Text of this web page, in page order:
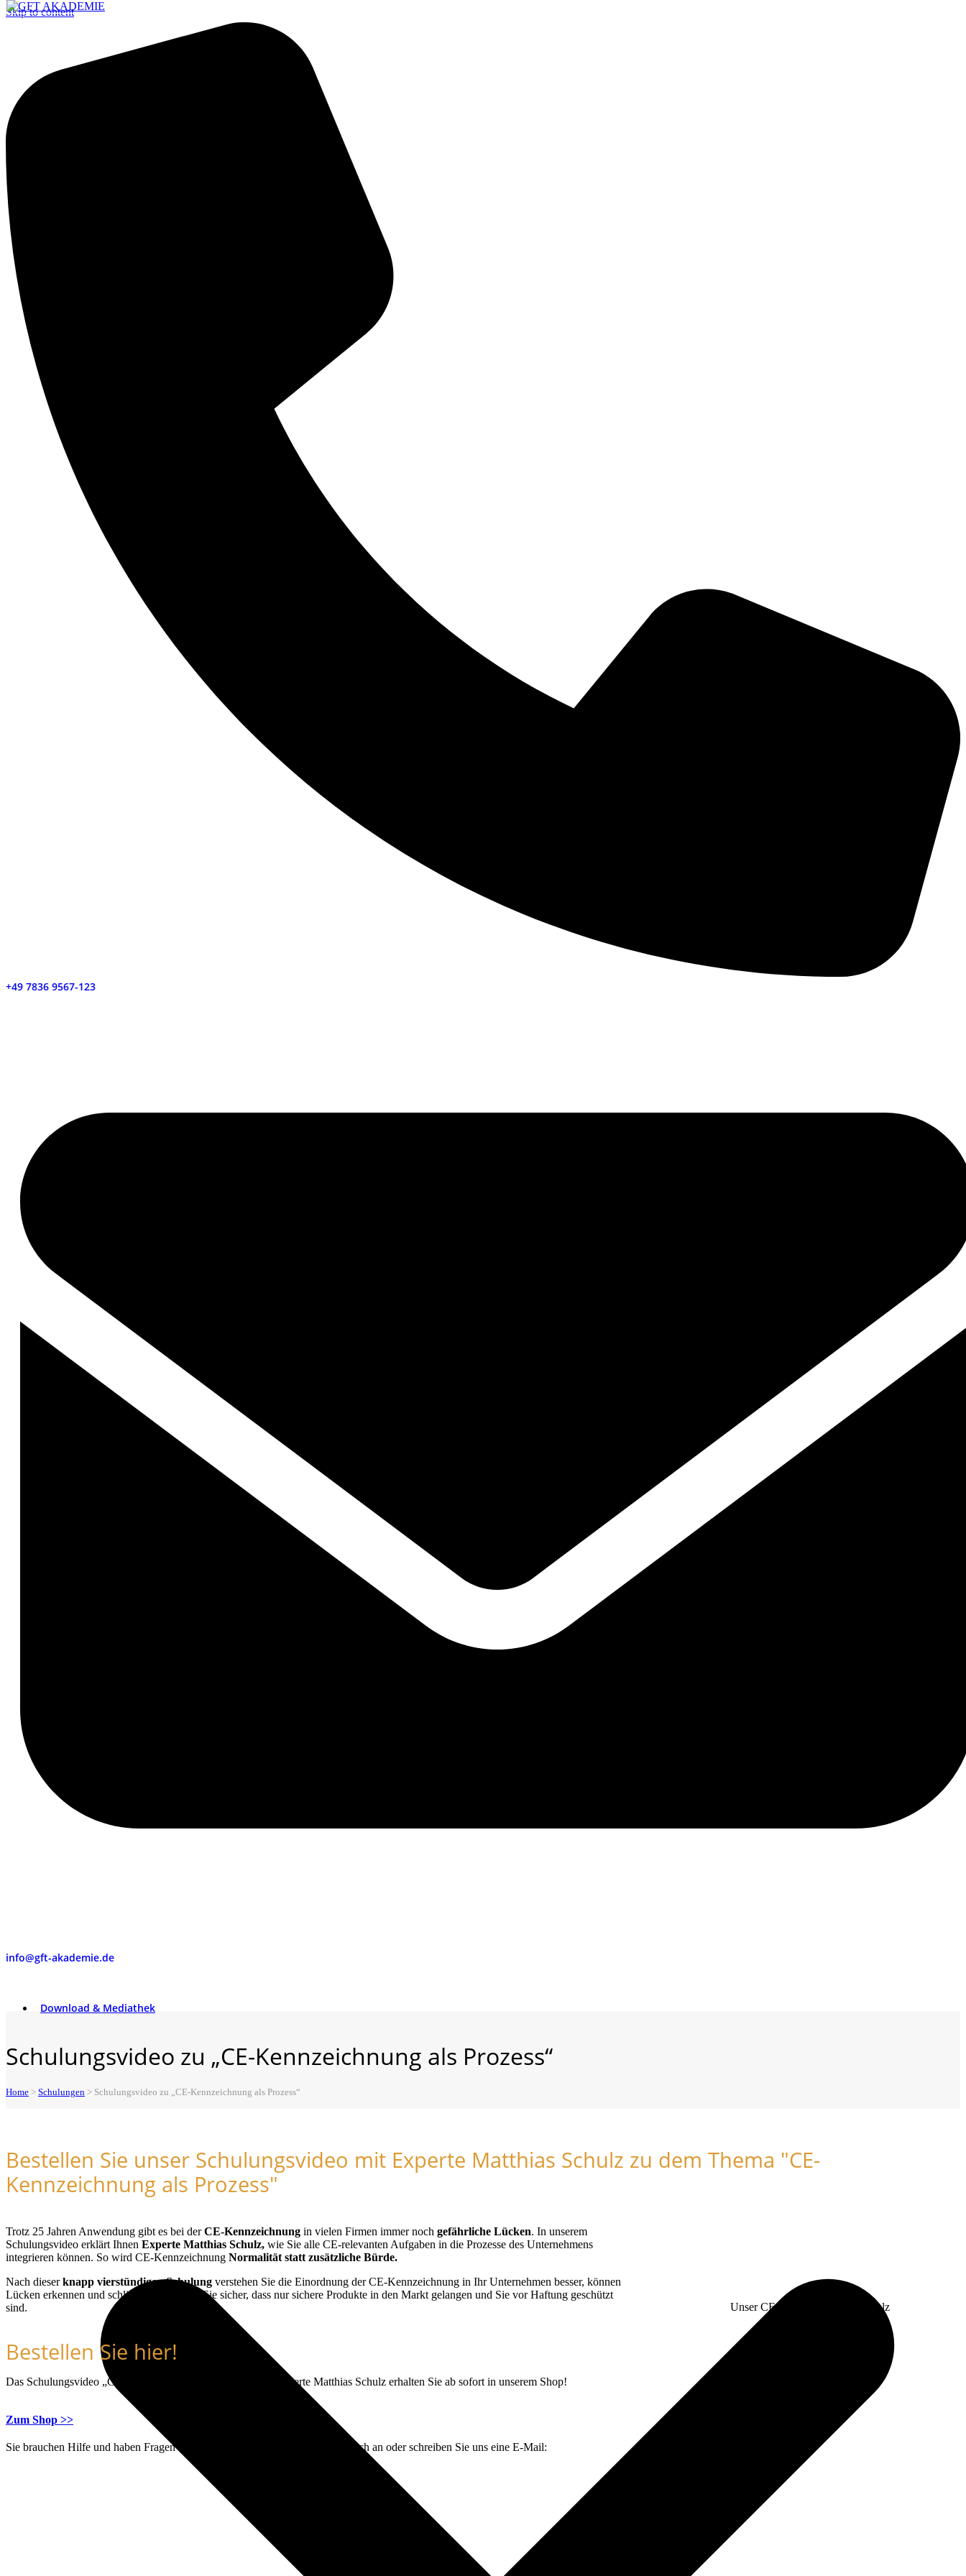
Skip to content
+49 7836 9567-123
info@gft-akademie.de
Download & Mediathek
Schulungsvideo zu „CE-Kennzeichnung als Prozess“
Home > Schulungen > Schulungsvideo zu „CE-Kennzeichnung als Prozess“
Bestellen Sie unser Schulungsvideo mit Experte Matthias Schulz zu dem Thema "CE-
Kennzeichnung als Prozess"
Trotz 25 Jahren Anwendung gibt es bei derCE-Kennzeichnung in vielen Firmen immer noch gefährliche Lücken. In unserem
Schulungsvideo erklärt Ihnen Experte Matthias Schulz, wie Sie alle CE-relevanten Aufgaben in die Prozesse des Unternehmens
integrieren können. So wird CE-Kennzeichnung Normalität statt zusätzliche Bürde.
Nach dieserknapp vierstündigen Schulung verstehen Sie die Einordnung der CE-Kennzeichnung in Ihr Unternehmen besser, können
Lücken erkennen und schließen. So stellen Sie sicher, dass nur sichere Produkte in den Markt gelangen und Sie vor Haftung geschützt
sind.
Bestellen Sie hier!
Das Schulungsvideo „CE-Kennzeichnung als Prozess“ mit Experte Matthias Schulz erhalten Sie ab sofort in unserem Shop!
Zum Shop >>
Unser CE-Experte Matthias Schulz
Sie brauchen Hilfe und haben Fragen zu unseren Leistungen? Rufen Sie einfach an oder schreiben Sie uns eine E-Mail: